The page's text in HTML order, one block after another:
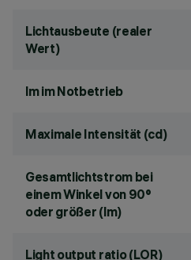
Lichtausbeute (realer
Wert)
lm im Notbetrieb
Maximale Intensität (cd)
Gesamtlichtstrom bei
einem Winkel von 90°
oder größer (lm)
Light output ratio (LOR)